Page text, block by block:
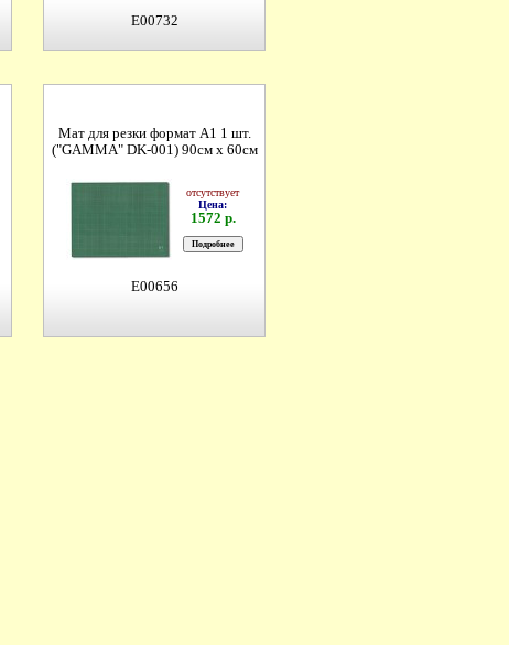
E00732
Мат для резки формат А1 1 шт.
("GAMMA" DK-001) 90см х 60см
отсутствует
Цена:
1572 р.
E00656